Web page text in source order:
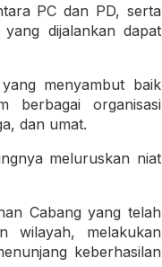
PC dan PD, serta
dijalankan dapat
menyambut baik
berbagai organisasi
dan umat.
meluruskan niat
Cabang yang telah
wilayah, melakukan
keberhasilan